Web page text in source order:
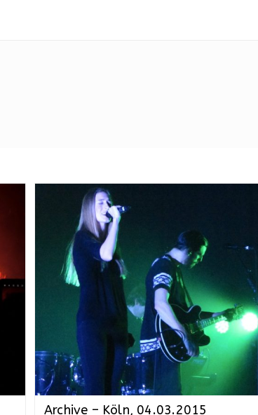
Archive – Köln, 04.03.2015